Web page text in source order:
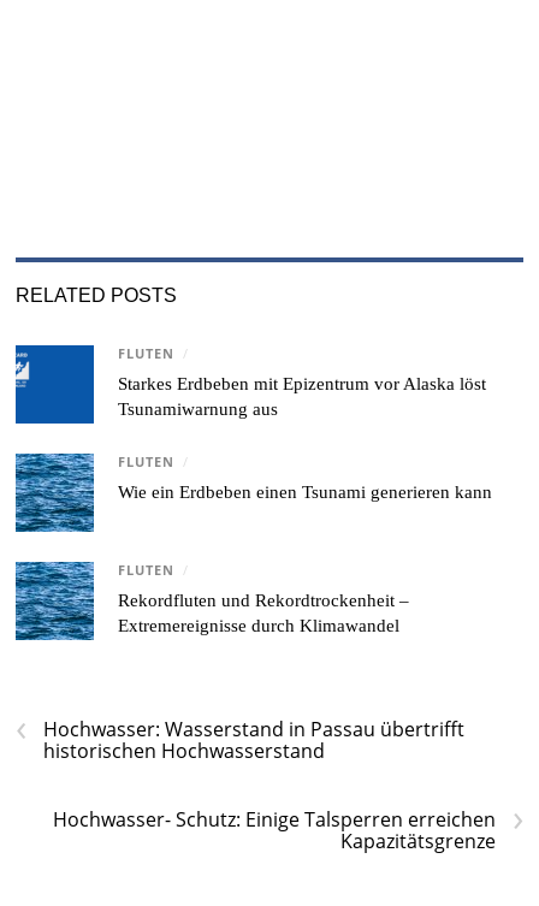
RELATED POSTS
FLUTEN /
Starkes Erdbeben mit Epizentrum vor Alaska löst
Tsunamiwarnung aus
FLUTEN /
Wie ein Erdbeben einen Tsunami generieren kann
FLUTEN /
Rekordfluten und Rekordtrockenheit –
Extremereignisse durch Klimawandel
‹
Hochwasser: Wasserstand in Passau übertrifft
historischen Hochwasserstand
›
Hochwasser- Schutz: Einige Talsperren erreichen
Kapazitätsgrenze